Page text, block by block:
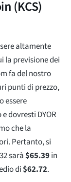
(KCS)
altamente
la previsione dei
fa del nostro
punti di prezzo,
essere
dovresti DYOR
che la
Pertanto, si
sarà$65.39in
di$62.72.